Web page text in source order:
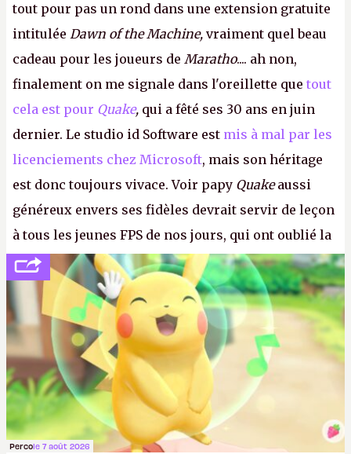
tout pour pas un rond dans une extension gratuite
intitulée Dawn of the Machine, vraiment quel beau
cadeau pour les joueurs de Maratho.... ah non,
finalement on me signale dans l'oreillette que tout
cela est pour Quake, qui a fêté ses 30 ans en juin
dernier. Le studio id Software est mis à mal par les
licenciements chez Microsoft, mais son héritage
est donc toujours vivace. Voir papy Quakeaussi
généreux envers ses fidèles devrait servir de leçon
à tous les jeunes FPS de nos jours, qui ont oublié la
politesse et le respect envers leurs joueurs et les
anciens. Il leur faudrait une bonne guerre des
consoles à ces petits cons !
Percole 7 août 2026